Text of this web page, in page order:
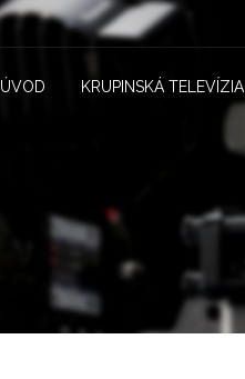
ÚVOD KRUPINSKÁ TELEVÍZIA